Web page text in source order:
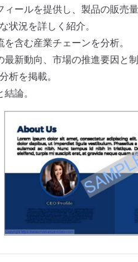
ールを提供し、製品の販売
状況を詳しく紹介。
含む産業チェーンを分析。
新動向、市場の推進要因と
析を掲載。
論。